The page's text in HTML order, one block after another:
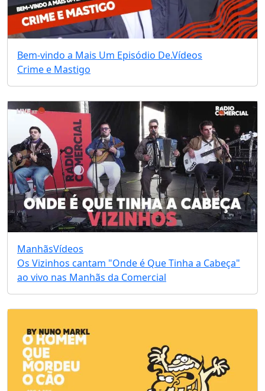
Bem-vindo a Mais Um Episódio De.Vídeos
Crime e Mastigo
ManhãsVídeos
Os Vizinhos cantam "Onde é Que Tinha a Cabeça"
ao vivo nas Manhãs da Comercial